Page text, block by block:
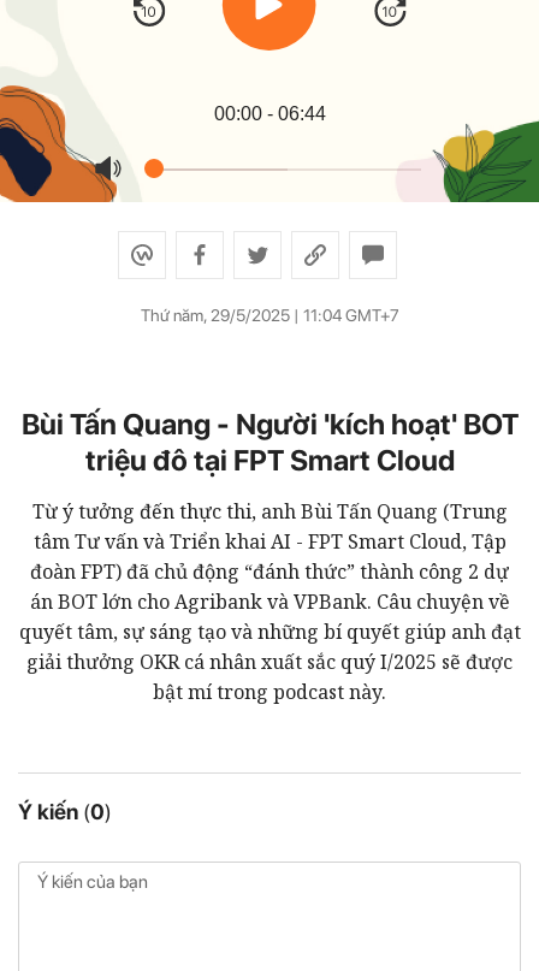
00:00- 06:44
Thứ năm, 29/5/2025 | 11:04 GMT+7
Bùi Tấn Quang - Người 'kích hoạt' BOT
triệu đô tại FPT Smart Cloud
Từ ý tưởng đến thực thi, anh Bùi Tấn Quang (Trung
tâm Tư vấn và Triển khai AI - FPT Smart Cloud, Tập
đoàn FPT) đã chủ động “đánh thức” thành công 2 dự
án BOT lớn cho Agribank và VPBank. Câu chuyện về
quyết tâm, sự sáng tạo và những bí quyết giúp anh đạt
giải thưởng OKR cá nhân xuất sắc quý I/2025 sẽ được
bật mí trong podcast này.
Ý kiến (0)